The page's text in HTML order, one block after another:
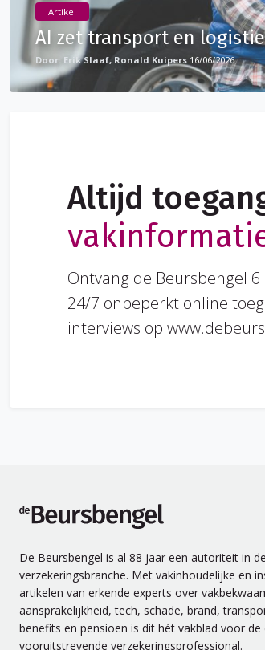
Artikel
AI zet transport en
Erik Slaaf, Ronald Kuipers 16/06/2026
Altijd
Ontvang de Beursbengel
24/7 onbeperkt online
interviews op
De Beursbengel is al 88 jaar een autoriteit in de
verzekeringsbranche. Met vakinhoudelijke en
artikelen van erkende experts over
aansprakelijkheid, tech, schade, brand,
benefits en pensioen is dit hét vakblad voor de
vooruitstrevende verzekeringsprofessional.